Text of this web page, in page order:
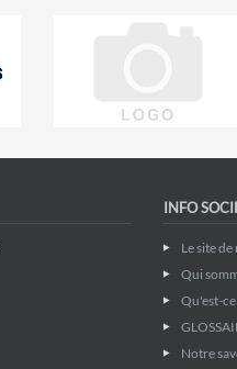
INFO
Le site
Qui
Qu'est-ce
Notre